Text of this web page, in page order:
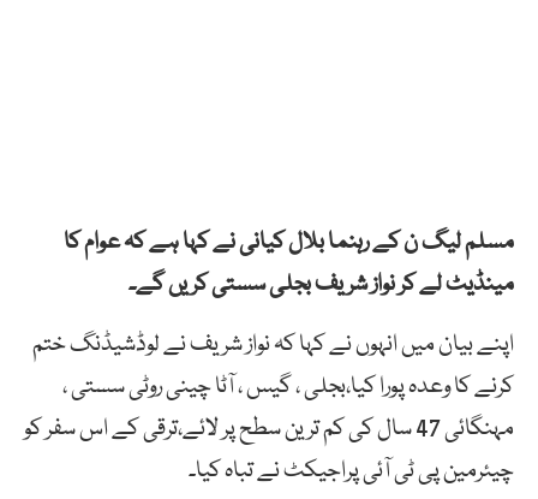
مسلم لیگ ن کے رہنما بلال کیانی نے کہا ہے کہ عوام کا
مینڈیٹ لے کر نواز شریف بجلی سستی کریں گے۔
اپنے بیان میں انہوں نے کہا کہ نواز شریف نے لوڈشیڈنگ ختم
کرنے کا وعدہ پورا کیا،بجلی ، گیس ، آٹا چینی روٹی سستی ،
مہنگائی 47 سال کی کم ترین سطح پر لائے،ترقی کے اس سفر کو
چیئرمین پی ٹی آئی پراجیکٹ نے تباہ کیا۔